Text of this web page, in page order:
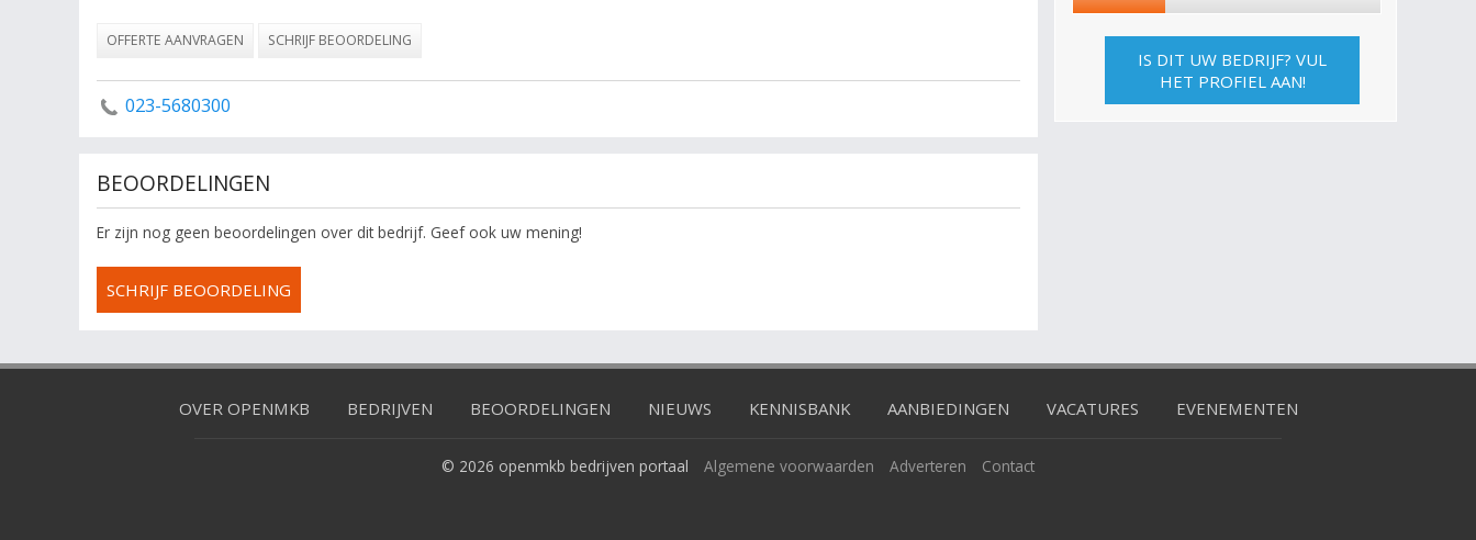
OFFERTE AANVRAGEN SCHRIJF BEOORDELING
023-5680300
BEOORDELINGEN
Er zijn nog geen beoordelingen over dit bedrijf. Geef ook uw mening!
SCHRIJF BEOORDELING
IS DIT UW BEDRIJF? VUL
HET PROFIEL AAN!
OVER OPENMKB BEDRIJVEN BEOORDELINGEN NIEUWS KENNISBANK AANBIEDINGEN VACATURES EVENEMENTEN
© 2026 openmkb bedrijven portaal Algemene voorwaarden Adverteren Contact